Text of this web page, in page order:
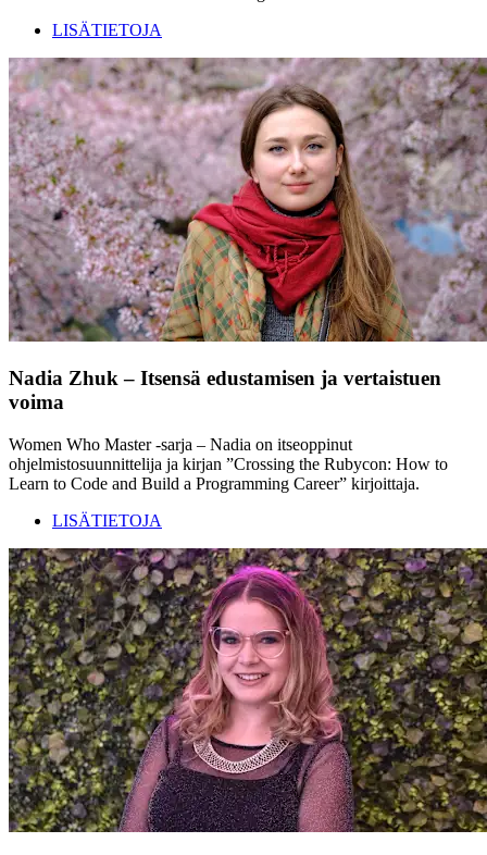
LISÄTIETOJA
Nadia Zhuk – Itsensä edustamisen ja vertaistuen
voima
Women Who Master -sarja – Nadia on itseoppinut
ohjelmistosuunnittelija ja kirjan ”Crossing the Rubycon: How to
Learn to Code and Build a Programming Career” kirjoittaja.
LISÄTIETOJA